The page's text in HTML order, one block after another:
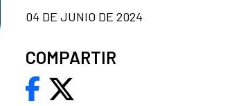
04 DE JUNIO DE 2024
COMPARTIR